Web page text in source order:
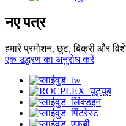
नए पत्र
हमारे प्रमोशन, छूट, बिक्री और
एक उद्धरण का अनुरोध करें